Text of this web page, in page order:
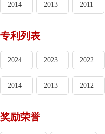
2014 2013 2011
专利列表
2024 2023 2022
2014 2013 2012
奖励荣誉